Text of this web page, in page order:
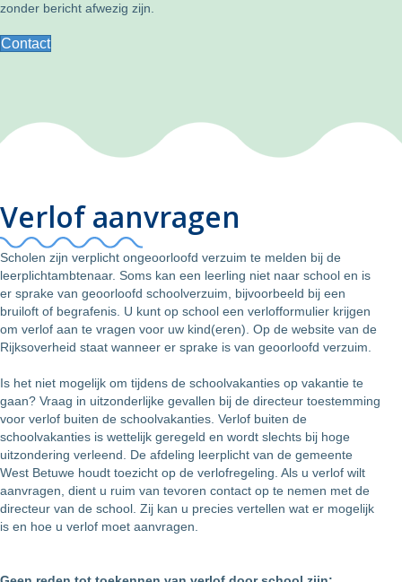
zonder bericht afwezig zijn.
Contact
Verlof aanvragen
Scholen zijn verplicht ongeoorloofd verzuim te melden bij de
leerplichtambtenaar. Soms kan een leerling niet naar school en is
er sprake van geoorloofd schoolverzuim, bijvoorbeeld bij een
bruiloft of begrafenis. U kunt op school een verlofformulier krijgen
om verlof aan te vragen voor uw kind(eren). Op de website van de
Rijksoverheid staat wanneer er sprake is van geoorloofd verzuim.
Is het niet mogelijk om tijdens de schoolvakanties op vakantie te
gaan? Vraag in uitzonderlijke gevallen bij de directeur toestemming
voor verlof buiten de schoolvakanties. Verlof buiten de
schoolvakanties is wettelijk geregeld en wordt slechts bij hoge
uitzondering verleend. De afdeling leerplicht van de gemeente
West Betuwe houdt toezicht op de verlofregeling. Als u verlof wilt
aanvragen, dient u ruim van tevoren contact op te nemen met de
directeur van de school. Zij kan u precies vertellen wat er mogelijk
is en hoe u verlof moet aanvragen.